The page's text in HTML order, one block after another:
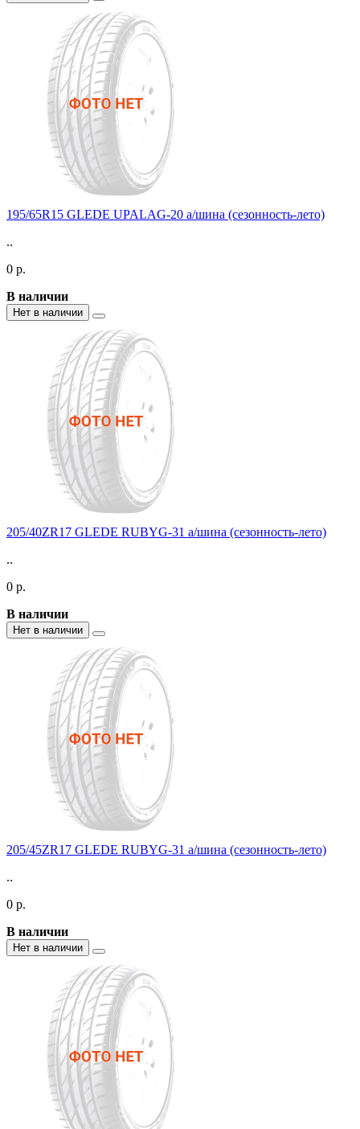
195/65R15 GLEDE UPALAG-20 а/шина (сезонность-лето)
..
0 р.
В наличии
Нет в наличии
205/40ZR17 GLEDE RUBYG-31 а/шина (сезонность-лето)
..
0 р.
В наличии
Нет в наличии
205/45ZR17 GLEDE RUBYG-31 а/шина (сезонность-лето)
..
0 р.
В наличии
Нет в наличии